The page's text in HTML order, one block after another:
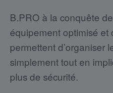
B.PRO à la conquête
équipement optimisé et
permettent d’organiser
simplement tout en
plus de sécurité.